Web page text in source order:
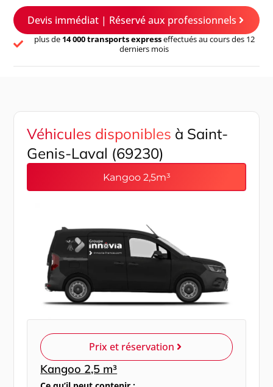
Devis immédiat | Réservé aux professionnels
plus de 14 000 transports expresseffectués au cours des 12
derniers mois
Véhicules disponibles à Saint-
Genis-Laval (69230)
Kangoo 2,5m³
Kangoo 2,5 m³
Prix et réservation